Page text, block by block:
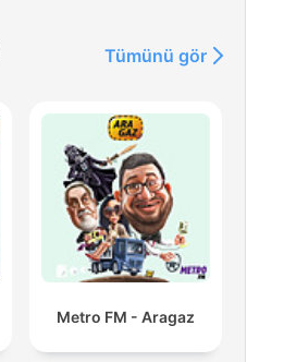
Tümünü gör
Metro FM - Aragaz